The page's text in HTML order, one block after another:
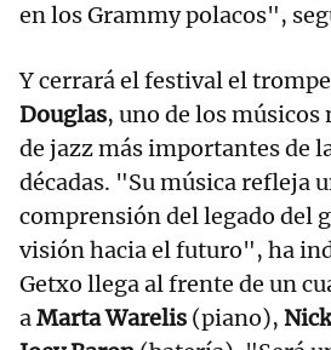
en los Grammy polacos",
Y cerrará el festival el
Douglas, uno de los
de jazz más importantes de
décadas. "Su música refleja
comprensión del legado del
visión hacia el futuro", ha
Getxo llega al frente de un
aMarta Warelis (piano),